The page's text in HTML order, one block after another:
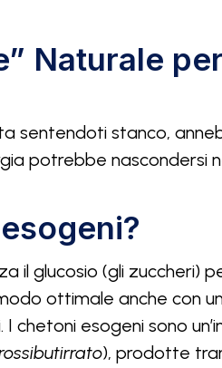
Naturale
sentendoti stanco,
potrebbe nascondersi
il glucosio (gli zuccheri)
ottimale anche con
esogeni sono
), prodotte